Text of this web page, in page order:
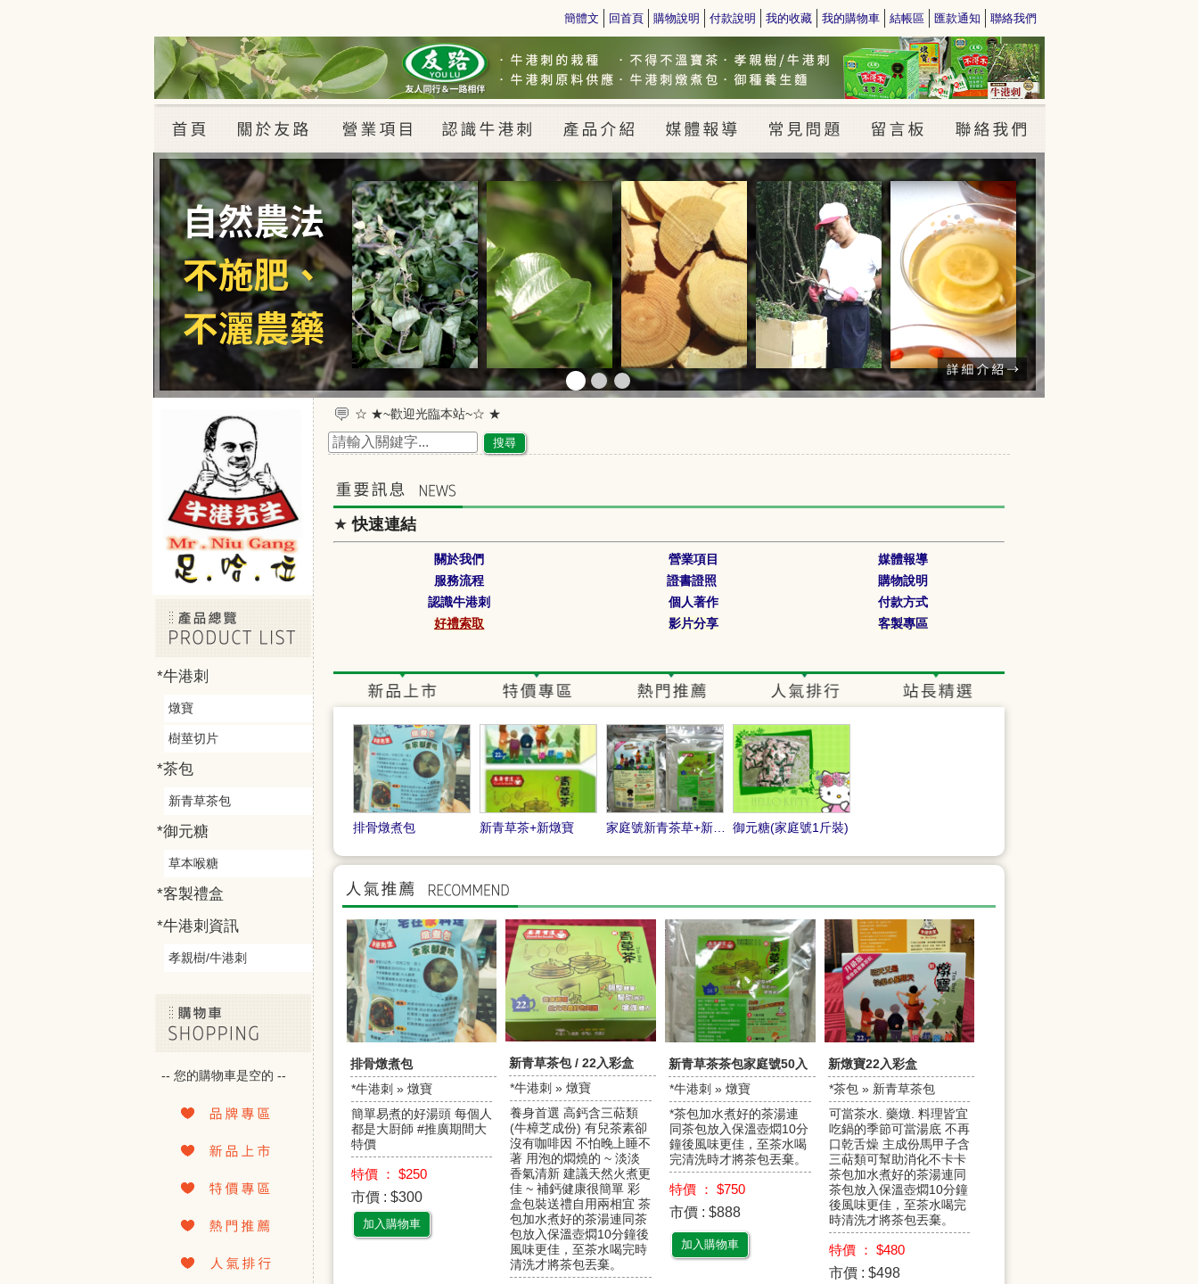
簡體文 回首頁 購物說明 付款說明 我的收藏 我的購物車 結帳區 匯款通知 聯絡我們
>
*牛港刺
燉寶
樹莖切片
*茶包
新青草茶包
*御元糖
草本喉糖
*客製禮盒
*牛港刺資訊
孝親樹/牛港刺
-- 您的購物車是空的 --
☆ ★~歡迎光臨本站~☆ ★
☆ ★~歡迎您到留言版給我們加油打氣~☆ ★
搜尋
★ 快速連結
關於我們 營業項目
媒體報導
服務流程
證書證照
購物說明
認識牛港刺
個人著作 付款方式
影片分享 客製專區
排骨燉煮包 新青草茶+新燉寶 御元糖(家庭號1斤裝)
排骨燉煮包
*牛港刺 » 燉寶
簡單易煮的好湯頭 每個人
都是大㕑師 #推廣期間大
特價
特價 ： $250
市價 : $300
加入購物車
新青草茶包 / 22入彩盒
*牛港刺 » 燉寶
養身首選 高鈣含三萜類
(牛樟芝成份) 有兒茶素卻
沒有咖啡因 不怕晚上睡不
著 用泡的燜燒的 ~ 淡淡
香氣清新 建議天然火煮更
佳 ~ 補鈣健康很簡單 彩
盒包裝送禮自用兩相宜 茶
包加水煮好的茶湯連同茶
包放入保溫壺燜10分鐘後
風味更佳，至茶水喝完時
清洗才將茶包丟棄。
新青草茶茶包家庭號50入
*牛港刺 » 燉寶
*茶包加水煮好的茶湯連
同茶包放入保溫壺燜10分
鐘後風味更佳，至茶水喝
完清洗時才將茶包丟棄。
特價 ： $750
市價 : $888
加入購物車
新燉寶22入彩盒
*茶包 » 新青草茶包
可當茶水. 藥燉. 料理皆宜
吃鍋的季節可當湯底 不再
口乾舌燥 主成份馬甲子含
三萜類可幫助消化不卡卡
茶包加水煮好的茶湯連同
茶包放入保溫壺燜10分鐘
後風味更佳，至茶水喝完
時清洗才將茶包丟棄。
特價 ： $480
市價 : $498